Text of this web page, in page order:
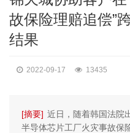
故保险理赔追偿”
结果
2022-09-17 13435
[摘要] 近日，随着韩国法院
半导体芯片工厂火灾事故保